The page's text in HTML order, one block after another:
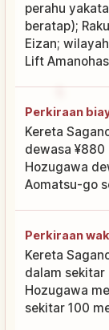
perahu
beratap);
Eizan;
Lift
Perkiraan
Kereta
dewasa ¥880
Hozugawa
Aomatsu-go
Perkiraan
Kereta
dalam sekitar
Hozugawa
sekitar 100